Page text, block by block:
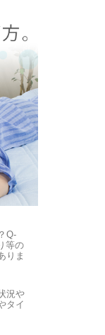
Q-
等の
りま
況や
タイ